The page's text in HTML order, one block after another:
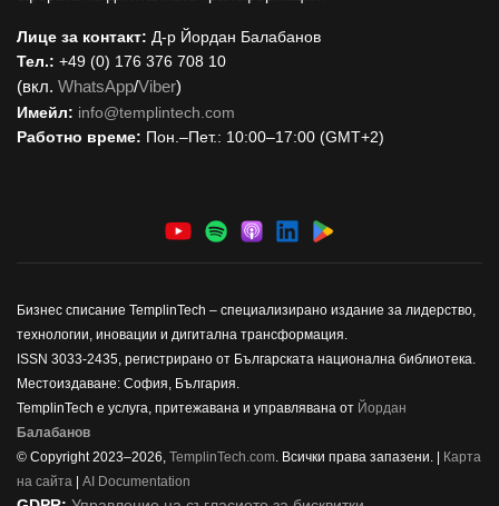
Лице за контакт: Д-р Йордан Балабанов
Тел.: +49 (0) 176 376 708 10
(вкл. WhatsApp/Viber)
Имейл: info@templintech.com
Работно време: Пон.–Пет.: 10:00–17:00 (GMT+2)
Бизнес списание TemplinTech – специализирано издание за лидерство,
технологии, иновации и дигитална трансформация.
ISSN 3033-2435, регистрирано от Българската национална библиотека.
Местоиздаване: София, България.
TemplinTech е услуга, притежавана и управлявана от Йордан
Балабанов
© Copyright 2023–2026, TemplinTech.com. Всички права запазени. |
Карта
на сайта
AI Documentation